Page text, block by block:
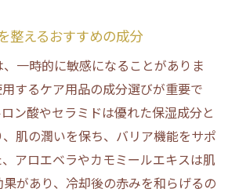
の効果を保つための睡眠習慣の整
後の生活で心がけたいポジティブ
後に取り入れるべきメンタルケア
用品の選び方によって得られる効
整えるおすすめの成分
一時的に敏感になることがありま
するケア用品の成分選びが重要で
ン酸やセラミドは優れた保湿成分と
肌の潤いを保ち、バリア機能をサポ
アロエベラやカモミールエキスは肌
があり、冷却後の赤みを和らげるの